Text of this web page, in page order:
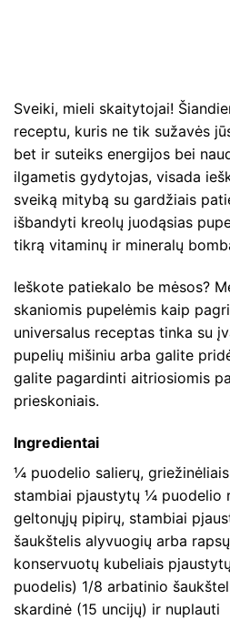
Sveiki, mieli skaitytojai!
receptu, kuris ne tik sužavės
bet ir suteiks energijos bei
ilgametis gydytojas, visada
sveiką mitybą su gardžiais
išbandyti kreolų juodąsias
tikrą vitaminų ir mineralų
Ieškote patiekalo be mėsos?
skaniomis pupelėmis kaip
universalus receptas tinka su
pupelių mišiniu arba galite
galite pagardinti aitriosiomis
prieskoniais.
Ingredientai
¼ puodelio salierų,
stambiai pjaustytų ¼ puodelio
geltonųjų pipirų, stambiai
šaukštelis alyvuogių arba
konservuotų kubeliais
puodelis) 1/8 arbatinio
skardinė (15 uncijų) ir nuplauti